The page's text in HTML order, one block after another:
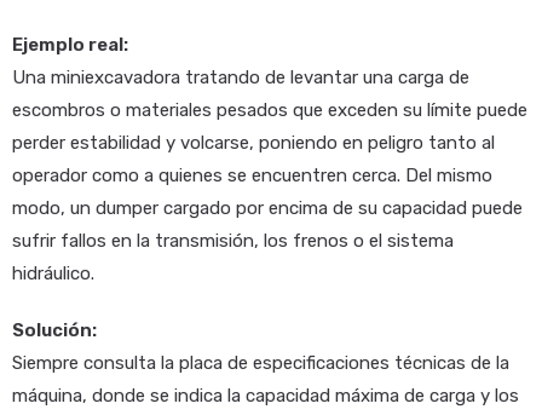
Ejemplo real:
Una miniexcavadora tratando de levantar una carga de
escombros o materiales pesados que exceden su límite puede
perder estabilidad y volcarse, poniendo en peligro tanto al
operador como a quienes se encuentren cerca. Del mismo
modo, un dumper cargado por encima de su capacidad puede
sufrir fallos en la transmisión, los frenos o el sistema
hidráulico.
Solución:
Siempre consulta la placa de especificaciones técnicas de la
máquina, donde se indica la capacidad máxima de carga y los